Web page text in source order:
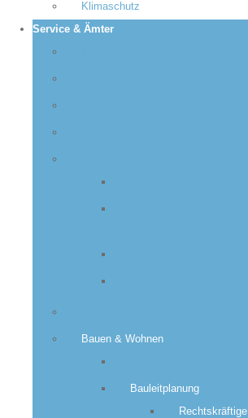
Klimaschutz
Service & Ämter
Bauen & Wohnen
Bauleitplanung
Rechtskräftige